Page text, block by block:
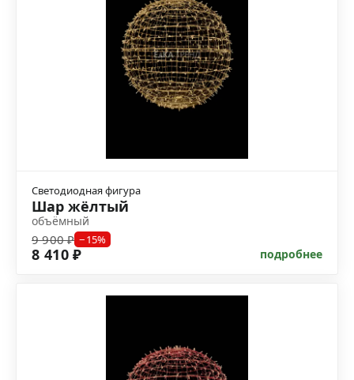
Светодиодная фигура
Шар жёлтый
объёмный
9 900 ₽ −15%
8 410 ₽ подробнее